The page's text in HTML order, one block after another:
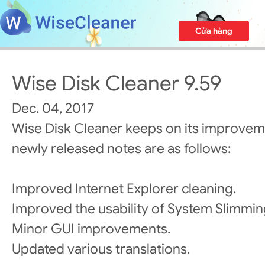
Cửa hàng
Wise Disk Cleaner 9.59
Dec. 04, 2017
Wise Disk Cleaner keeps on its
newly released notes are as follows:
Improved Internet Explorer cleaning.
Improved the usability of System
Minor GUI improvements.
Updated various translations.